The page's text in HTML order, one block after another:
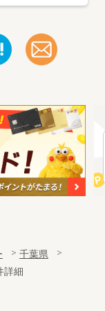
千葉県
詳細